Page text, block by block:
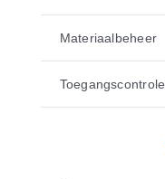
Materiaalbeheer
Toegangscontrole